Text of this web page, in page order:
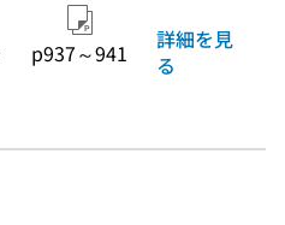
p937～941
詳細を見
る